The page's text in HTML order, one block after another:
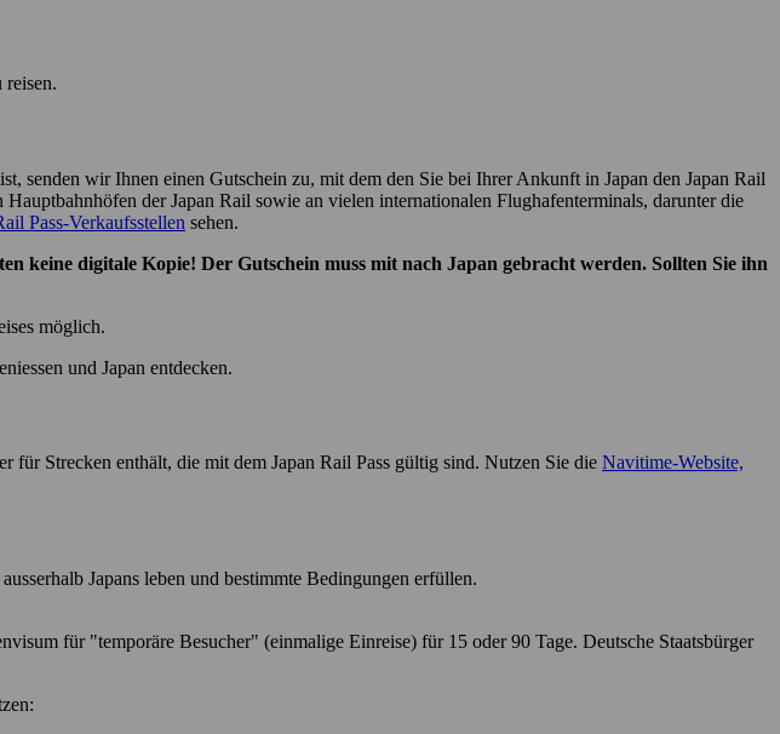
reisen.
senden wir Ihnen einen Gutschein zu, mit dem den Sie bei Ihrer Ankunft in Japan den Japan Rail
der Japan Rail sowie an vielen internationalen Flughafenterminals, darunter die
Pass-Verkaufsstellen sehen.
keine digitale Kopie! Der Gutschein muss mit nach Japan gebracht werden. Sollten Sie ihn
möglich.
und Japan entdecken.
Strecken enthält, die mit dem Japan Rail Pass gültig sind. Nutzen Sie die Navitime-Website,
Japans leben und bestimmte Bedingungen erfüllen.
für "temporäre Besucher" (einmalige Einreise) für 15 oder 90 Tage. Deutsche Staatsbürger